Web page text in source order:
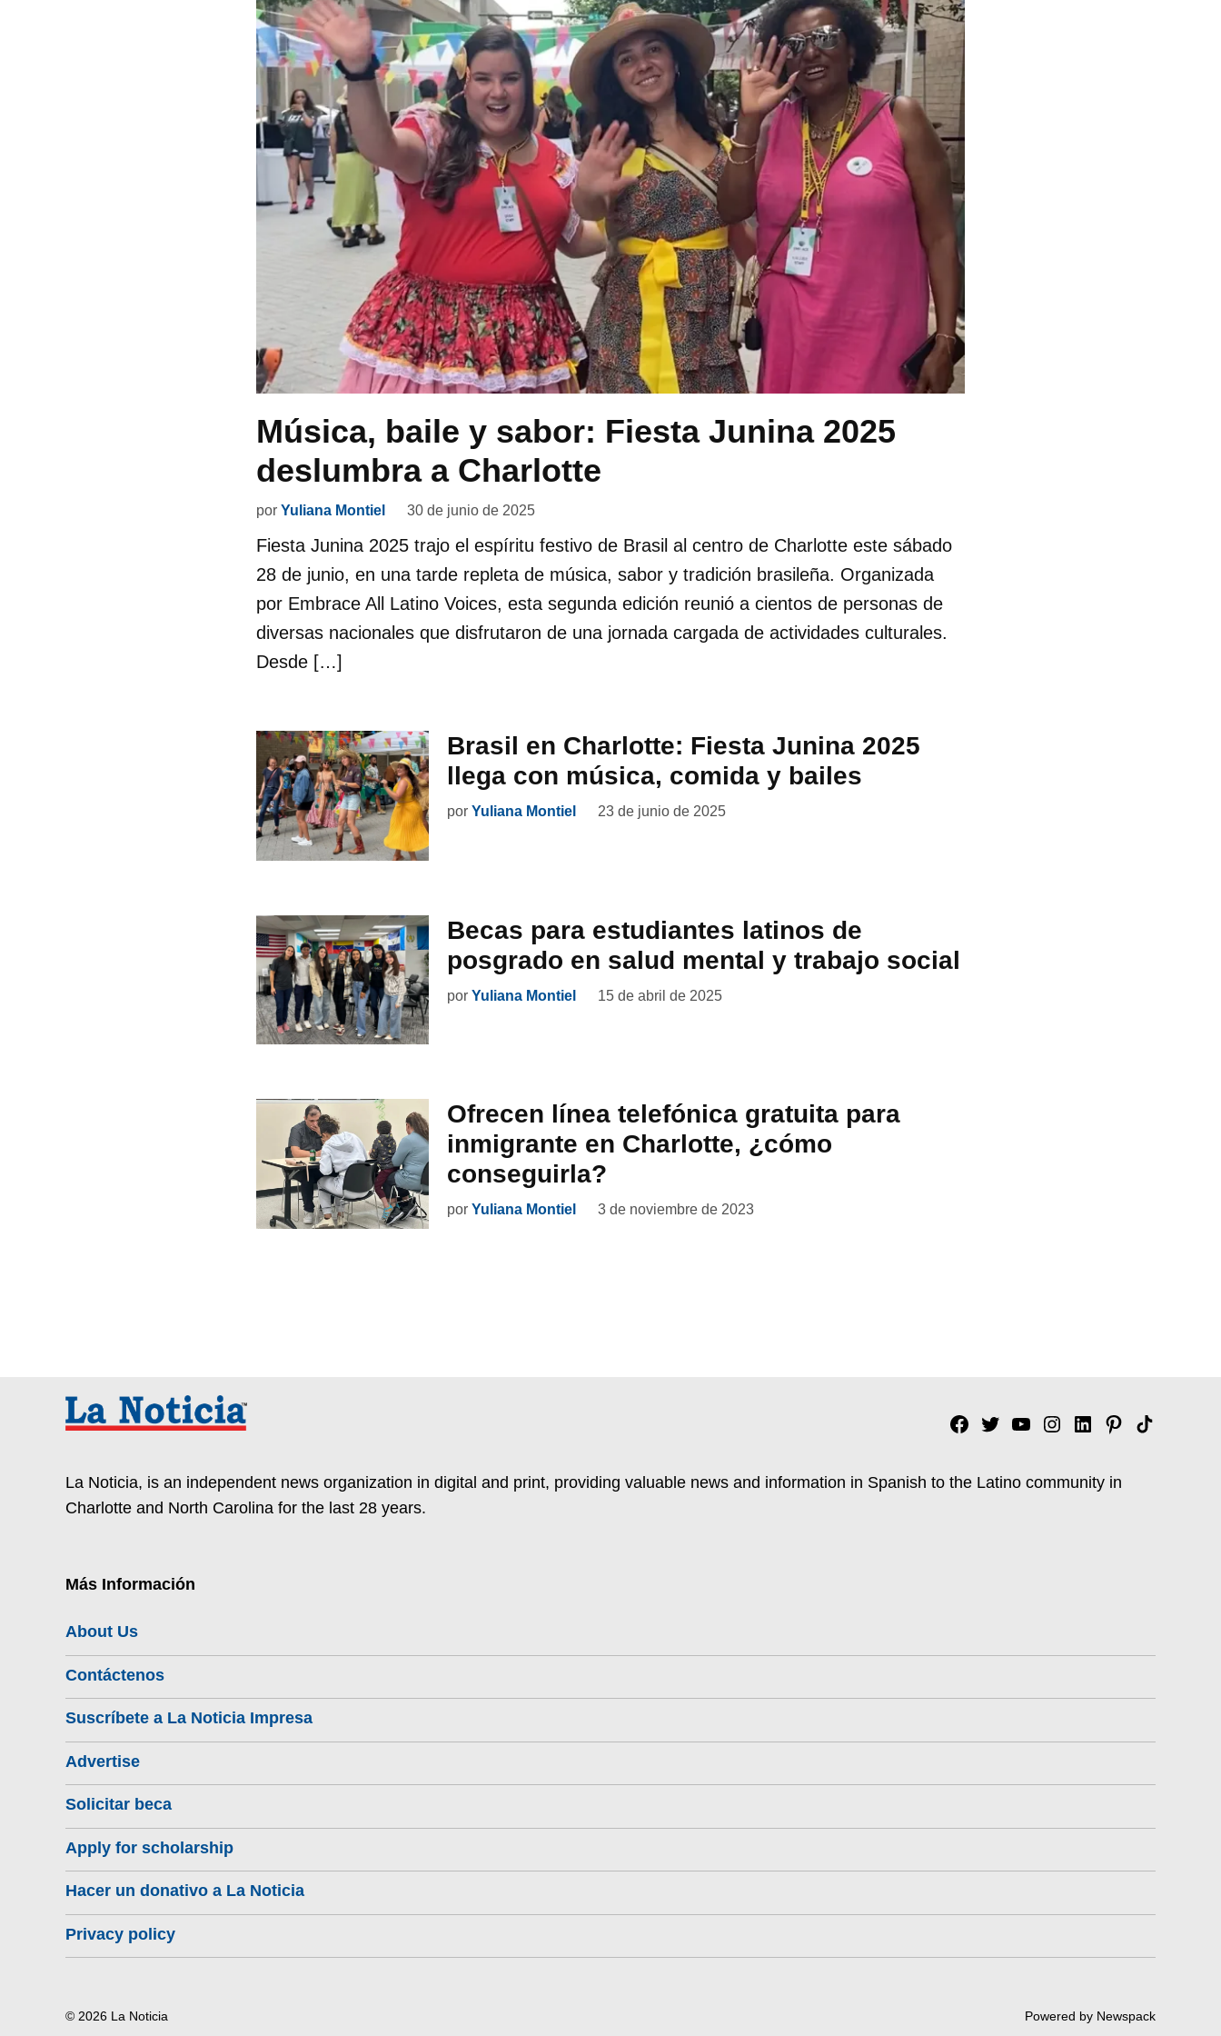
Música, baile y sabor: Fiesta Junina 2025
deslumbra a Charlotte
por Yuliana Montiel 30 de junio de 2025
Fiesta Junina 2025 trajo el espíritu festivo de Brasil al centro de Charlotte este sábado
28 de junio, en una tarde repleta de música, sabor y tradición brasileña. Organizada
por Embrace All Latino Voices, esta segunda edición reunió a cientos de personas de
diversas nacionales que disfrutaron de una jornada cargada de actividades culturales.
Desde […]
Brasil en Charlotte: Fiesta Junina 2025
llega con música, comida y bailes
por Yuliana Montiel 23 de junio de 2025
Becas para estudiantes latinos de
posgrado en salud mental y trabajo social
por Yuliana Montiel 15 de abril de 2025
Ofrecen línea telefónica gratuita para
inmigrante en Charlotte, ¿cómo
conseguirla?
por Yuliana Montiel 3 de noviembre de 2023
Facebook
TwitterYouTubeInstagram
Linkedin
Pinterest
Tik
La Noticia, is an independent news organization in digital and print, providing valuable news and information in Spanish to the Latino community in
Charlotte and North Carolina for the last 28 years.
Más Información
About Us
Contáctenos
Suscríbete a La Noticia Impresa
Advertise
Solicitar beca
Apply for scholarship
Hacer un donativo a La Noticia
Privacy policy
© 2026 La Noticia Powered by Newspack